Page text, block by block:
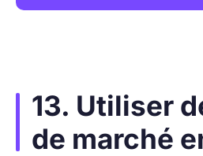
13. Utiliser
de marché